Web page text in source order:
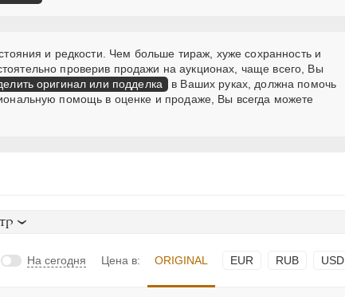
и редкости. Чем больше тираж, хуже сохранность и
проверив продажи на аукционах, чаще всего, Вы
оригинал или подделка
в Ваших руках, должна помочь
помощь в оценке и продаже, Вы всегда можете
На сегодня Цена в: ORIGINAL EUR RUB USD